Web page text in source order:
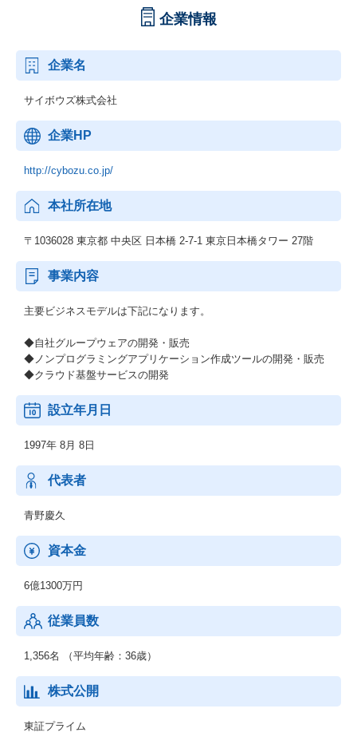
企業情報
企業名
サイボウズ株式会社
企業HP
http://cybozu.co.jp/
本社所在地
〒1036028 東京都 中央区 日本橋 2-7-1 東京日本橋タワー 27階
事業内容
主要ビジネスモデルは下記になります。
◆自社グループウェアの開発・販売
◆ノンプログラミングアプリケーション作成ツールの開発・販売
◆クラウド基盤サービスの開発
設立年月日
1997年 8月 8日
代表者
青野慶久
資本金
6億1300万円
従業員数
1,356名 （平均年齢：36歳）
株式公開
東証プライム